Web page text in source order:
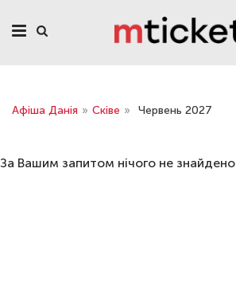
Афіша Данія » Сківе » Червень 2027
За Вашим запитом нічого не знайдено